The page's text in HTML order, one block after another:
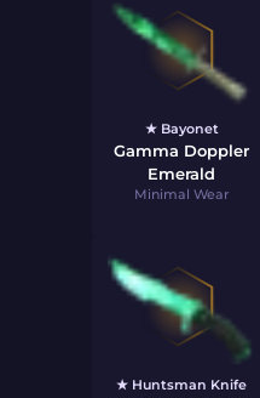
★ Bayonet
Gamma Doppler
Emerald
Minimal Wear
★ Huntsman Knife